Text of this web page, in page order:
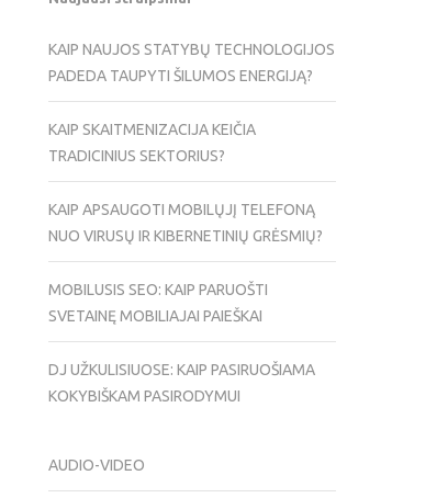
KAIP NAUJOS STATYBŲ TECHNOLOGIJOS
PADEDA TAUPYTI ŠILUMOS ENERGIJĄ?
KAIP SKAITMENIZACIJA KEIČIA
TRADICINIUS SEKTORIUS?
KAIP APSAUGOTI MOBILŲJĮ TELEFONĄ
NUO VIRUSŲ IR KIBERNETINIŲ GRĖSMIŲ?
MOBILUSIS SEO: KAIP PARUOŠTI
SVETAINĘ MOBILIAJAI PAIEŠKAI
DJ UŽKULISIUOSE: KAIP PASIRUOŠIAMA
KOKYBIŠKAM PASIRODYMUI
AUDIO-VIDEO